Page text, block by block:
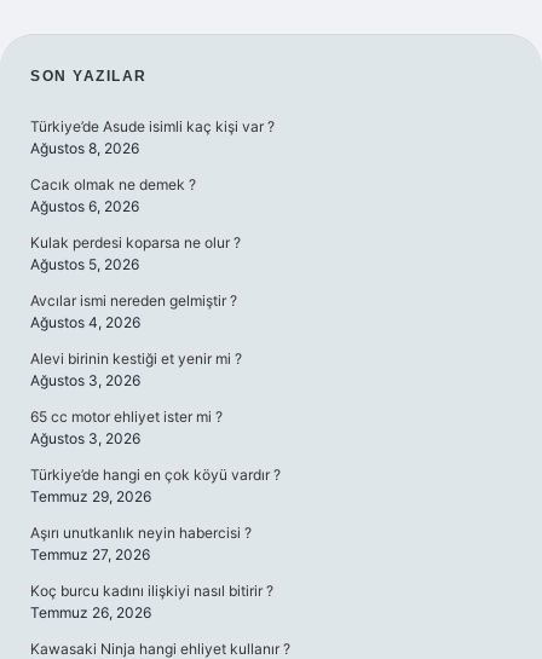
SIDEBAR
SON YAZILAR
Türkiye’de Asude isimli kaç kişi var ?
Ağustos 8, 2026
Cacık olmak ne demek ?
Ağustos 6, 2026
Kulak perdesi koparsa ne olur ?
Ağustos 5, 2026
Avcılar ismi nereden gelmiştir ?
Ağustos 4, 2026
Alevi birinin kestiği et yenir mi ?
Ağustos 3, 2026
65 cc motor ehliyet ister mi ?
Ağustos 3, 2026
Türkiye’de hangi en çok köyü vardır ?
Temmuz 29, 2026
Aşırı unutkanlık neyin habercisi ?
Temmuz 27, 2026
Koç burcu kadını ilişkiyi nasıl bitirir ?
Temmuz 26, 2026
Kawasaki Ninja hangi ehliyet kullanır ?